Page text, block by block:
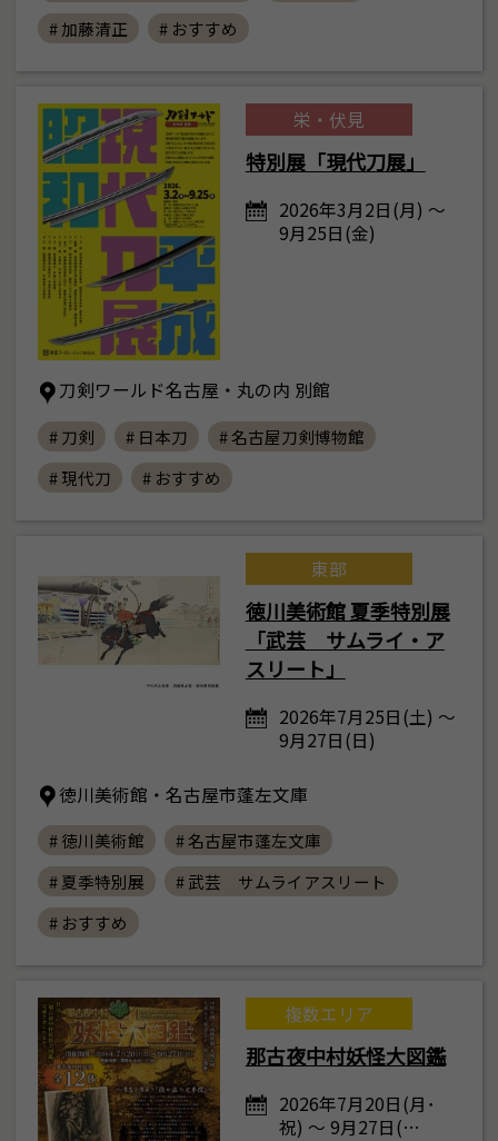
# 加藤清正
# おすすめ
栄・伏見
特別展「現代刀展」
2026年3月2日(月) ～
9月25日(金)
刀剣ワールド名古屋・丸の内 別館
# 刀剣 # 日本刀
# 名古屋刀剣博物館
# 現代刀
# おすすめ
東部
徳川美術館 夏季特別展
「武芸 サムライ・ア
スリート」
2026年7月25日(土) ～
9月27日(日)
徳川美術館・名古屋市蓬左文庫
# 徳川美術館
# 名古屋市蓬左文庫
# 夏季特別展
# 武芸 サムライアスリート
# おすすめ
複数エリア
那古夜中村妖怪大図鑑
2026年7月20日(月･
祝) ～ 9月27日(…